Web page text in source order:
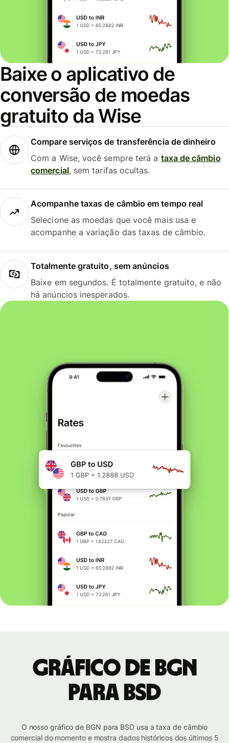
Baixe o aplicativo de
conversão de moedas
gratuito da Wise
Compare serviços de transferência de dinheiro
Com a Wise, você sempre terá a taxa de câmbio
comercial, sem tarifas ocultas.
Acompanhe taxas de câmbio em tempo real
Selecione as moedas que você mais usa e
acompanhe a variação das taxas de câmbio.
Totalmente gratuito, sem anúncios
Baixe em segundos. É totalmente gratuito, e não
há anúncios inesperados.
Gráfico de BGN
para BSD
O nosso gráfico de BGN para BSD usa a taxa de câmbio
comercial do momento e mostra dados históricos dos últimos 5